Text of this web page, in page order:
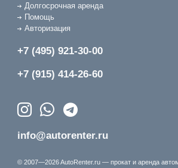
Долгосрочная аренда
Помощь
Авторизация
+7 (495) 921-30-00
+7 (915) 414-26-60
info@autorenter.ru
© 2007—2026 AutoRenter.ru — прокат и аренда